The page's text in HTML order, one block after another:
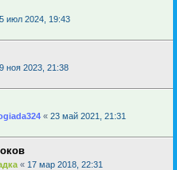
июл 2024, 19:43
ноя 2023, 21:38
« 23 май 2021, 21:31
« 17 мар 2018, 22:31